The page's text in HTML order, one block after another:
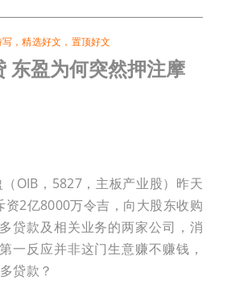
写 ，精选好文 ， 置顶好文
东盈为何突然押注摩
（OIB，5827，主板产业股）昨天
资2亿8000万令吉，向大股东收购
贷款及相关业务的两家公司，消
一反应并非这门生意赚不赚钱，
贷款？